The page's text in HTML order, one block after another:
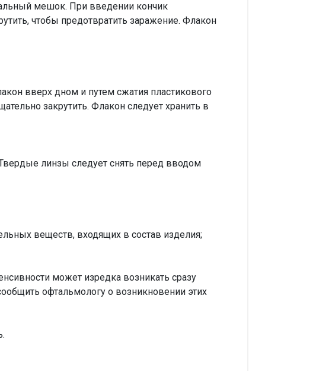
мешок. При введении кончик
чтобы предотвратить заражение. Флакон
вверх дном и путем сжатия пластикового
закрутить. Флакон следует хранить в
линзы следует снять перед вводом
веществ, входящих в состав изделия;
может изредка возникать сразу
офтальмологу о возникновении этих